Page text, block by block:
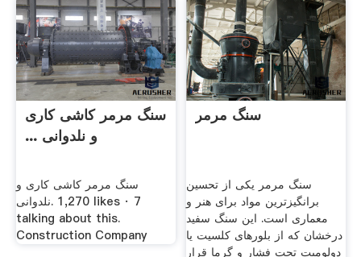
‫سنگ مرمر کاشی کاری
و نلدوانی ...
نلدوانی‎. 1,270 likes · 7
talking about this.
Construction Company
سنگ مرمر
سنگ مرمر یکی از تحسین
برانگیزترین مواد برای هنر و
معماری است. این سنگ سفید
درخشان که از بلورهای کلسیت یا
دولومیت تحت فشار و گرما قرار